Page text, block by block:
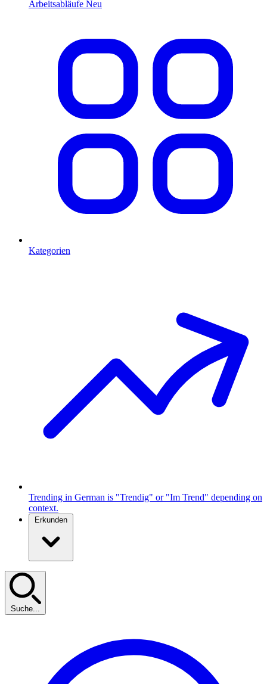
Arbeitsabläufe Neu
Kategorien
Trending in German is "Trendig" or "Im Trend" depending on
context.
Erkunden
Suche...